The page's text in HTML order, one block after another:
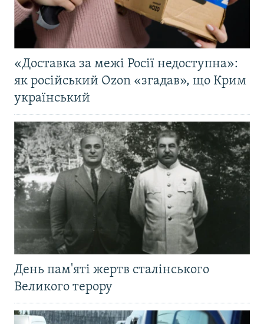
«Доставка за межі Росії недоступна»:
як російський Ozon «згадав», що Крим
український
День пам'яті жертв сталінського
Великого терору